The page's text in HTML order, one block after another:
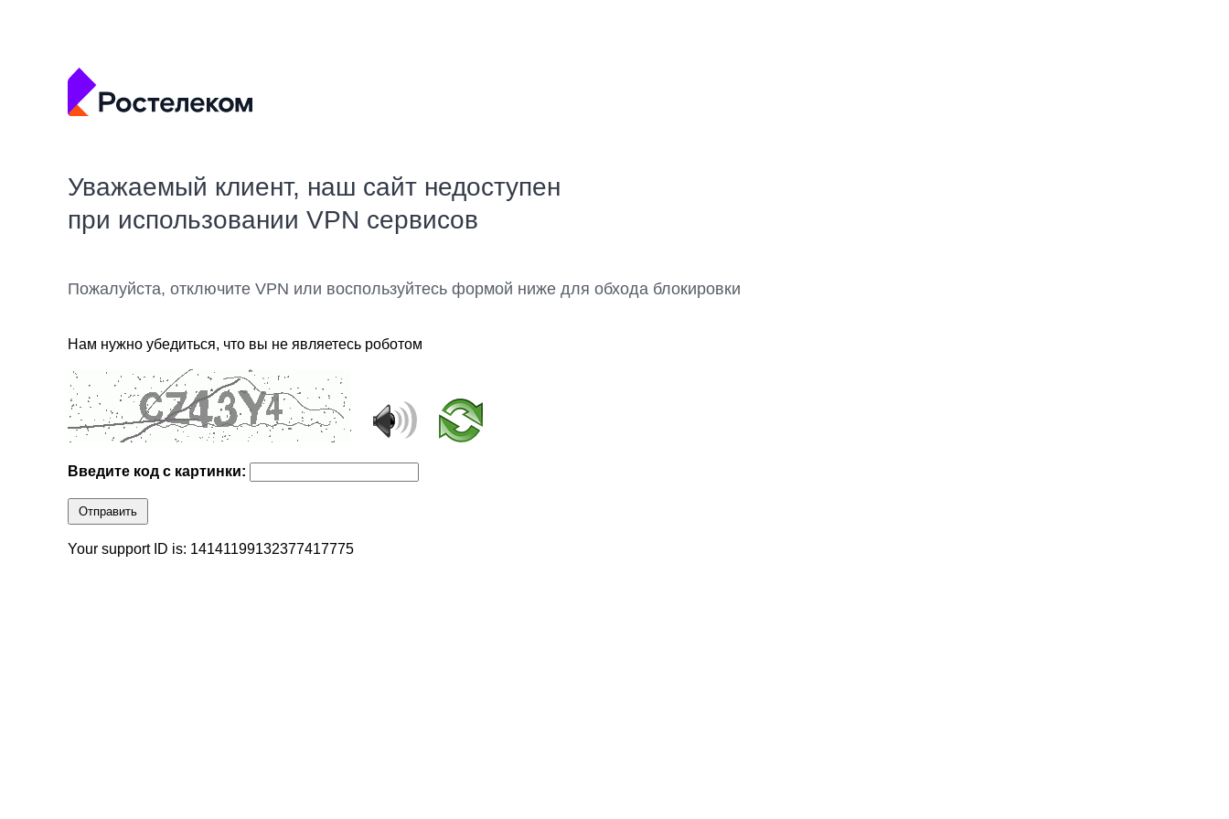
Уважаемый клиент, наш сайт недоступен
при использовании VPN сервисов
Пожалуйста, отключите VPN или воспользуйтесь формой ниже для обхода блокировки
Нам нужно убедиться, что вы не являетесь роботом
Введите код с картинки:
Отправить
Your support ID is: 14141199132377417775